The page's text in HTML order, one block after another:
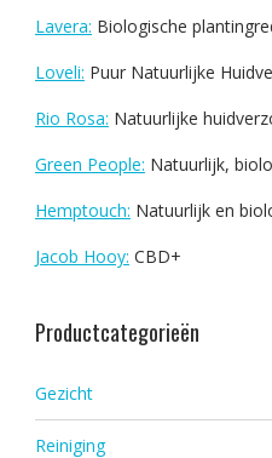
Lavera: Biologische
Loveli: Puur Natuurlijke
Rio Rosa: Natuurlijke
Green People: Natuurlijk,
Hemptouch: Natuurlijk en
Jacob Hooy: CBD+
Productcategorieën
Gezicht
Reiniging